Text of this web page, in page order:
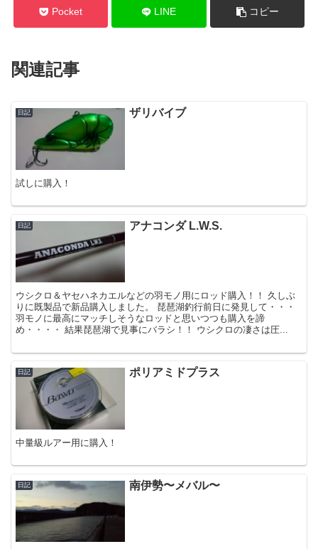
Pocket LINE コピー
関連記事
日記 ザリバイブ
試しに購入！
日記 アナコンダ L.W.S.
ウシクロ＆ヤセハネカエルなどの羽モノ用にロッド購入！！ 久しぶ
りに既製品で新品購入しました。 琵琶湖釣行前日に発見して・・・
羽モノに最高にマッチしそうなロッドと思いつつも購入を諦
め・・・・ 結果琵琶湖で見事にバラシ！！ ウシクロの凄さは圧...
日記 ポリアミドプラス
中量級ルアー用に購入！
日記 南伊勢〜メバル〜